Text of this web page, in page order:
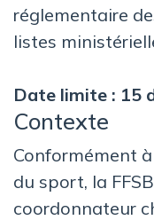
réglementaire
listes
Date limite : 15
Contexte
Conformément
du sport, la
coordonnateur